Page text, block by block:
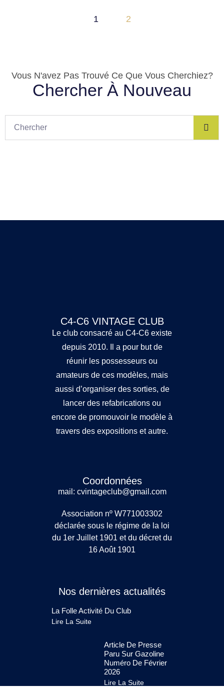
1 2
Vous N'avez Pas Trouvé Ce Que Vous Cherchiez?
Chercher À Nouveau
C4-C6 VINTAGE CLUB
Le club consacré au C4-C6 existe
depuis 2010. Il a pour but de
réunir les possesseurs ou
amateurs de ces modèles, mais
aussi d’organiser des sorties, de
lancer des refabrications ou
encore de promouvoir le modèle à
travers des expositions et autre.
Coordonnées
mail: cvintageclub@gmail.com
Association nº W771003302
déclarée sous le régime de la loi
du 1er Juillet 1901 et du décret du
16 Août 1901
Nos dernières actualités
La Folle Activité Du Club
Lire La Suite
Article De Presse
Paru Sur Gazoline
Numéro De Février
2026
Lire La Suite